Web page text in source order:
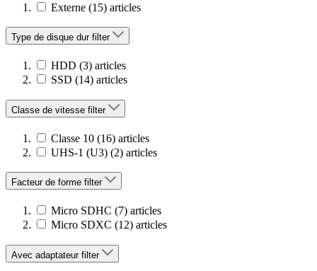
Externe (15) articles
Type de disque dur filter
HDD (3) articles
SSD (14) articles
Classe de vitesse filter
Classe 10 (16) articles
UHS-1 (U3) (2) articles
Facteur de forme filter
Micro SDHC (7) articles
Micro SDXC (12) articles
Avec adaptateur filter